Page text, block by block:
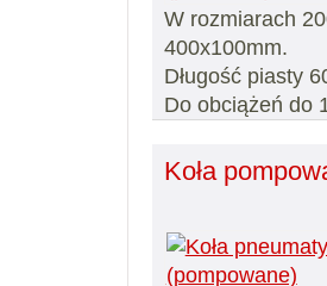
W rozmiarach
400x100mm.
Długość piasty
Do obciążeń do
Koła